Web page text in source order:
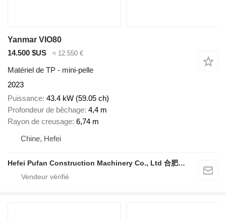
Yanmar VIO80
14.500 $US
≈ 12.550 €
Matériel de TP - mini-pelle
2023
Puissance 43.4 kW (59.05 ch)
Profondeur de bêchage 4,4 m
Rayon de creusage 6,74 m
Chine, Hefei
Hefei Pufan Construction Machinery Co., Ltd 合肥朴凡工程机械有限公司